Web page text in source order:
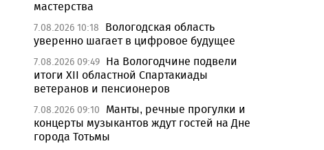
мастерства
7.08.2026 10:18
Вологодская область
уверенно шагает в цифровое будущее
7.08.2026 09:49 На Вологодчине подвели
итоги XII областной Спартакиады
ветеранов и пенсионеров
7.08.2026 09:10
Манты, речные прогулки и
концерты музыкантов ждут гостей на Дне
города Тотьмы